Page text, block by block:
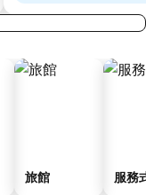
旅館 服務